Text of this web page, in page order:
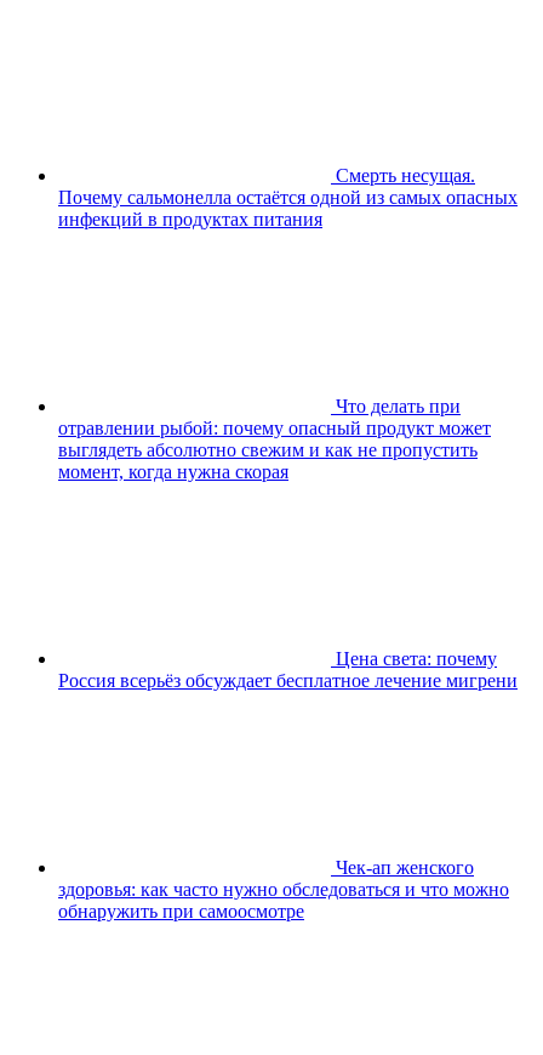
Смерть несущая.
Почему сальмонелла остаётся одной из самых опасных
инфекций в продуктах питания
Что делать при
отравлении рыбой: почему опасный продукт может
выглядеть абсолютно свежим и как не пропустить
момент, когда нужна скорая
Цена света: почему
Россия всерьёз обсуждает бесплатное лечение мигрени
Чек-ап женского
здоровья: как часто нужно обследоваться и что можно
обнаружить при самоосмотре